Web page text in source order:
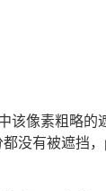
像素粗略的
没有被遮挡